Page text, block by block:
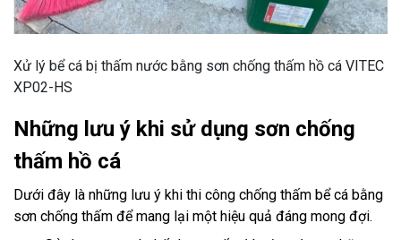
Xử lý bể cá bị thấm nước bằng sơn chống thấm hồ cá VITEC
XP02-HS
Những lưu ý khi sử dụng sơn chống
thấm hồ cá
Dưới đây là những lưu ý khi thi công chống thấm bể cá bằng
sơn chống thấm để mang lại một hiệu quả đáng mong đợi.